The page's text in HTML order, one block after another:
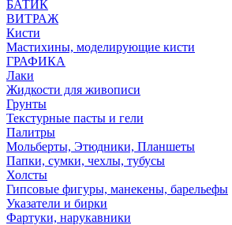
БАТИК
ВИТРАЖ
Кисти
Мастихины, моделирующие кисти
ГРАФИКА
Лаки
Жидкости для живописи
Грунты
Текстурные пасты и гели
Палитры
Мольберты, Этюдники, Планшеты
Папки, сумки, чехлы, тубусы
Холсты
Гипсовые фигуры, манекены, барельефы
Указатели и бирки
Фартуки, нарукавники